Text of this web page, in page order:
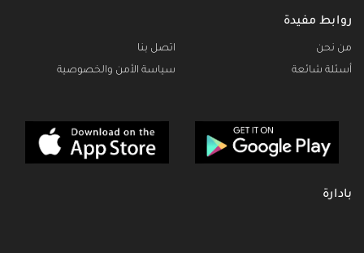
روابط مفيدة
من نحن
أسئلة شائعة
اتصل بنا
سياسة الأمن والخصوصية
بادارة